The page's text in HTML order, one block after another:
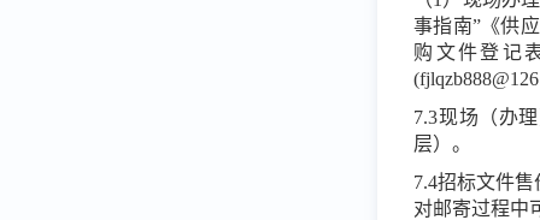
事指南”《供
购文件登记
7.3现场（办
层）。
7.4招标文件
对邮寄过程中